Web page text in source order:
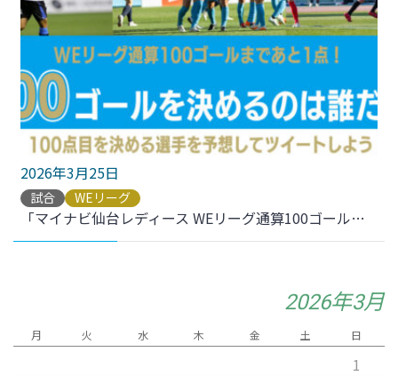
2026年3月25日
試合 WEリーグ
「マイナビ仙台レディース WEリーグ通算100ゴールを決めるのは誰だ!?」予想企画実施のお知らせ
2026年3月
月 火 水 木 金 土 日
1